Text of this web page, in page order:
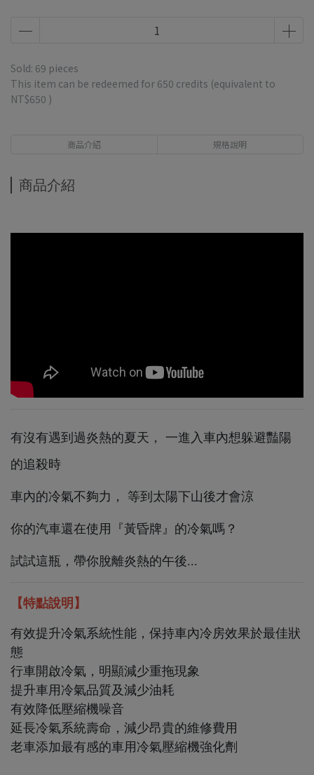
Sold: 69 pieces
This item can be redeemed for 650 credits (equivalent to
NT$650 )
商品介紹 規格說明
商品介紹
有沒有遇到過炎熱的夏天， 一進入車內想躲避豔陽
的追殺時
車內的冷氣不夠力， 等到太陽下山後才會涼
你的汽車還在使用『黃昏牌』的冷氣嗎？
試試這瓶，帶你脫離炎熱的午後...
【特點說明】
有效提升冷氣系統性能，保持車內冷房效果於最佳狀
態
行車開啟冷氣，明顯減少重拖現象
提升車用冷氣品質及減少油耗
有效降低壓縮機噪音
延長冷氣系統壽命，減少昂貴的維修費用
老車添加最有感的車用冷氣壓縮機強化劑